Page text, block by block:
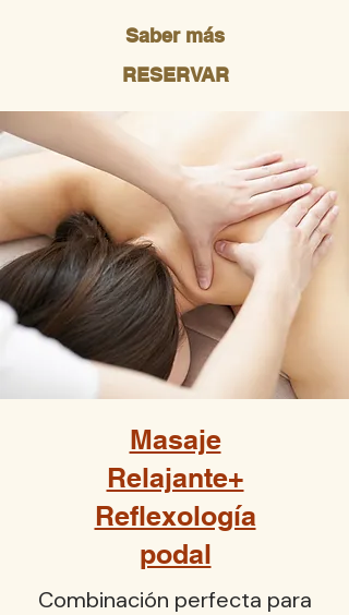
Saber más
RESERVAR
Masaje
Relajante+
Reflexología
podal
Combinación perfecta para